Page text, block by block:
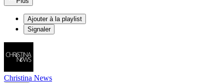
Ajouter à la playlist
Signaler
Christina News